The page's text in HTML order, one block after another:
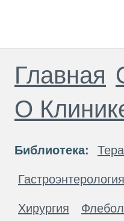
Главная
О
Библиотека:
Гастроэнтерология
Хирургия